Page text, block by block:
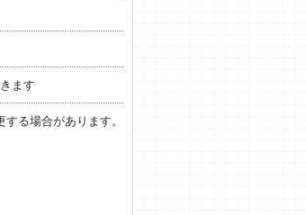
ます
る場合があります。